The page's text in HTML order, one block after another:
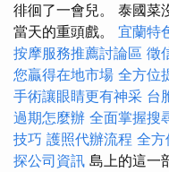
徘徊了一會兒。 泰國菜
當天的重頭戲。 宜蘭特
按摩服務推薦討論區 徵
您贏得在地市場 全方位
手術讓眼睛更有神采 台
過期怎麼辦 全面掌握搜
技巧 護照代辦流程 全方
探公司資訊 島上的這一